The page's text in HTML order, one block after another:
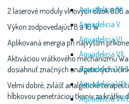
Aquadelicia IV
Aquadelicia V
Aquadelicia VI
Aquadelicia VII
Aquadelicia VII
Aquadelicia VIII
Aquadelicia VIII
2 laserové moduly vlnových dĺžok 808
Výkon zodpovedajúci 8 a 10 W
Aplikovaná energia pri najvyššm príkone
Aktiváciou vrátkového mechanizmu
dosiahnuť značných analgetických
Velmi dobré, zvlášť analgetické
hĺbkovou penetráciou tkanív za krátku